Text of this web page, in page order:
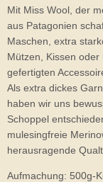
Mit Miss Wool, der
aus Patagonien
Maschen, extra
Mützen, Kissen
gefertigten
Als extra dickes
haben wir uns
Schoppel
mulesingfreie
herausragende
Aufmachung: 500g-